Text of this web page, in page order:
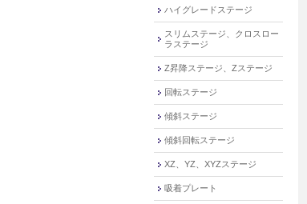
ハイグレードステージ
スリムステージ、クロスロー
ラステージ
Z昇降ステージ、Zステージ
回転ステージ
傾斜ステージ
傾斜回転ステージ
XZ、YZ、XYZステージ
吸着プレート